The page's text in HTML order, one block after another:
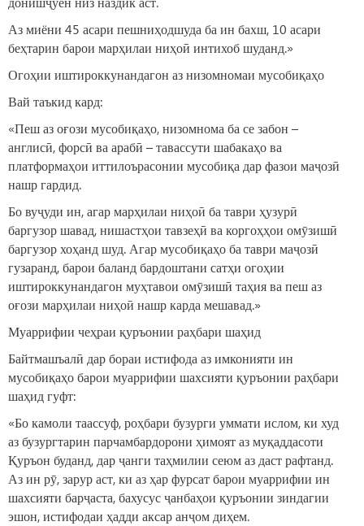
Аз миёни 45 асари пешниҳодшуда ба ин бахш, 10 асари
беҳтарин барои марҳилаи ниҳоӣ интихоб шуданд.»
Огоҳии иштироккунандагон аз низомномаи мусобиқаҳо
Вай таъкид кард:
«Пеш аз оғози мусобиқаҳо, низомнома ба се забон –
англисӣ, форсӣ ва арабӣ – тавассути шабакаҳо ва
платформаҳои иттилоърасонии мусобиқа дар фазои маҷозӣ
нашр гардид.
Бо вуҷуди ин, агар марҳилаи ниҳоӣ ба таври ҳузурӣ
баргузор шавад, нишастҳои тавзеҳӣ ва коргоҳҳои омӯзишӣ
баргузор хоҳанд шуд. Агар мусобиқаҳо ба таври маҷозӣ
гузаранд, барои баланд бардоштани сатҳи огоҳии
иштироккунандагон муҳтавои омӯзишӣ таҳия ва пеш аз
оғози марҳилаи ниҳоӣ нашр карда мешавад.»
Муаррифии чеҳраи қуръонии раҳбари шаҳид
Байтмашъалӣ дар бораи истифода аз имконияти ин
мусобиқаҳо барои муаррифии шахсияти қуръонии раҳбари
шаҳид гуфт:
«Бо камоли таассуф, роҳбари бузурги уммати ислом, ки худ
аз бузургтарин парчамбардорони ҳимоят аз муқаддасоти
Қуръон буданд, дар ҷанги таҳмилии сеюм аз даст рафтанд.
Аз ин рӯ, зарур аст, ки аз ҳар фурсат барои муаррифии ин
шахсияти барҷаста, бахусус ҷанбаҳои қуръонии зиндагии
эшон, истифодаи ҳадди аксар анҷом диҳем.